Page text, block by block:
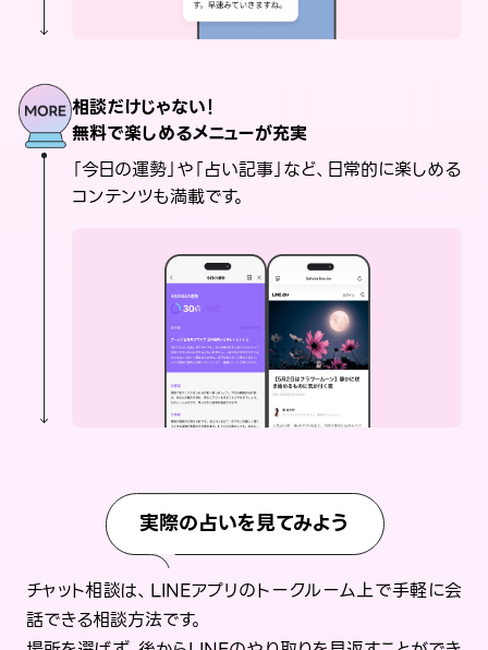
相談だけじゃない！
無料で楽しめるメニューが充実
「今日の運勢」や「占い記事」など、日常的に楽しめる
コンテンツも満載です。
実際の占いを見てみよう
チャット相談は、LINEアプリのトークルーム上で手軽に会
話できる相談方法です。